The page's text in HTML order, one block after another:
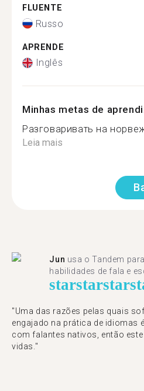
FLUENTE
Russo
APRENDE
Inglês
Minhas metas de
Разговаривать на
Leia mais
Jun usa o Tandem
habilidades de fala e
starstarstar
"Uma das razões pelas quais
engajado na prática de idiomas
com falantes nativos, então
vidas."